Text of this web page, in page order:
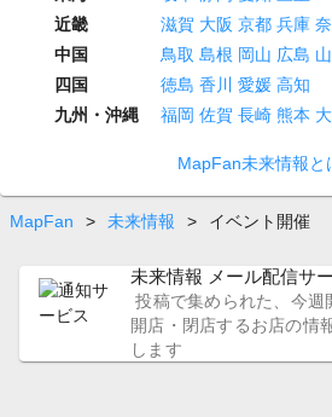
近畿
滋賀 大阪 京都 兵庫
中国
鳥取 島根 岡山 広島
四国
徳島 香川 愛媛 高知
九州・沖縄
福岡 佐賀 長崎 熊本
MapFan未来情報と
MapFan > 未来情報 > イベント開催
未来情報 メール配信サ
投稿で集められた、今週
開店・閉店するお店の情
します